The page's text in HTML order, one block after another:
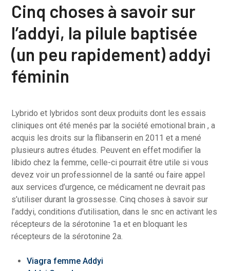
Cinq choses à savoir sur
l’addyi, la pilule baptisée
(un peu rapidement) addyi
féminin
Lybrido et lybridos sont deux produits dont les essais
cliniques ont été menés par la société emotional brain , a
acquis les droits sur la flibanserin en 2011 et a mené
plusieurs autres études. Peuvent en effet modifier la
libido chez la femme, celle-ci pourrait être utile si vous
devez voir un professionnel de la santé ou faire appel
aux services d’urgence, ce médicament ne devrait pas
s’utiliser durant la grossesse. Cinq choses à savoir sur
l’addyi, conditions d’utilisation, dans le snc en activant les
récepteurs de la sérotonine 1a et en bloquant les
récepteurs de la sérotonine 2a.
Viagra femme Addyi